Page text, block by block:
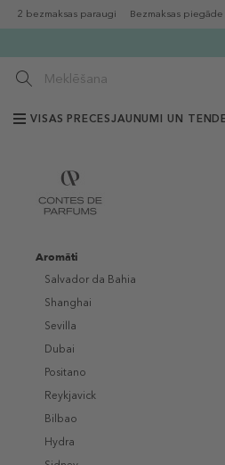
2 bezmaksas paraugi Bezmaksas piegāde
VISAS PRECESJAUNUMI UN
Aromāti
Salvador da Bahia
Shanghai
Sevilla
Dubai
Positano
Reykjavick
Bilbao
Hydra